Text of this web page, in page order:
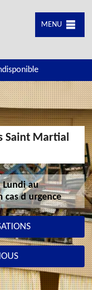
MENU
Saint Martial
Lundi au
cas d urgence